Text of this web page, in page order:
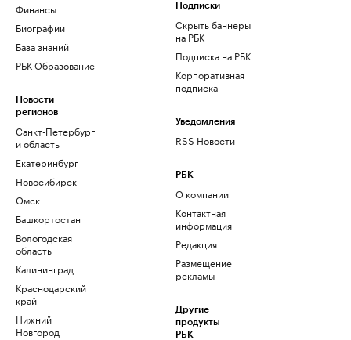
Финансы
Биографии
База знаний
РБК Образование
Новости
регионов
Санкт-Петербург
и область
Екатеринбург
Новосибирск
Омск
Башкортостан
Вологодская
область
Калининград
Краснодарский
край
Нижний
Новгород
Подписки
Скрыть баннеры
на РБК
Подписка на РБК
Корпоративная
подписка
Уведомления
RSS Новости
РБК
О компании
Контактная
информация
Редакция
Размещение
рекламы
Другие
продукты
РБК